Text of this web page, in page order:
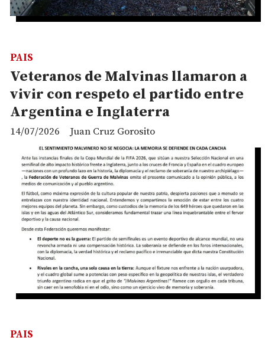
Veteranos de Malvinas llamaron a
vivir con respeto el partido entre
Argentina e Inglaterra
Juan Cruz Gorosito
PAIS
14/07/2026
PAIS